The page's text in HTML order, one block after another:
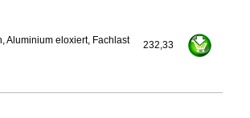
Aluminium eloxiert, Fachlast
232,33